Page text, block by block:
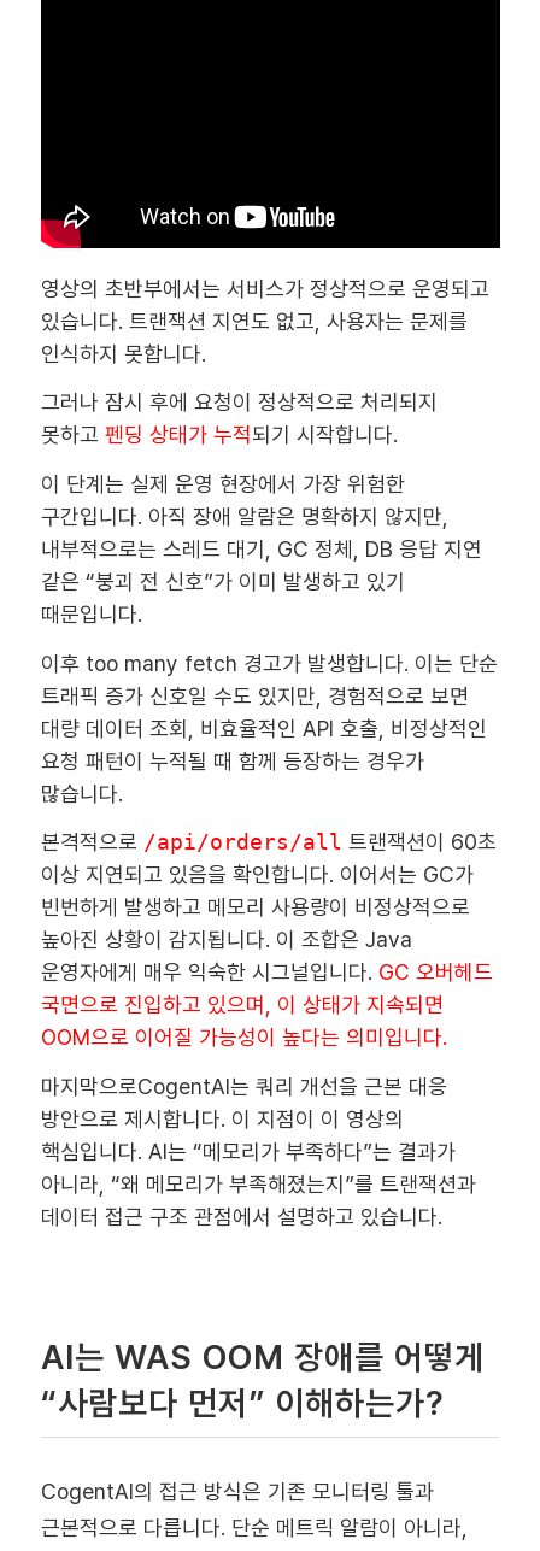
영상의 초반부에서는 서비스가 정상적으로 운영되고
있습니다. 트랜잭션 지연도 없고, 사용자는 문제를
인식하지 못합니다.
그러나 잠시 후에 요청이 정상적으로 처리되지
못하고 펜딩 상태가 누적되기 시작합니다.
이 단계는 실제 운영 현장에서 가장 위험한
구간입니다. 아직 장애 알람은 명확하지 않지만,
내부적으로는 스레드 대기, GC 정체, DB 응답 지연
같은 “붕괴 전 신호”가 이미 발생하고 있기
때문입니다.
이후 too many fetch 경고가 발생합니다. 이는 단순
트래픽 증가 신호일 수도 있지만, 경험적으로 보면
대량 데이터 조회, 비효율적인 API 호출, 비정상적인
요청 패턴이 누적될 때 함께 등장하는 경우가
많습니다.
본격적으로 /api/orders/all 트랜잭션이 60초
이상 지연되고 있음을 확인합니다. 이어서는 GC가
빈번하게 발생하고 메모리 사용량이 비정상적으로
높아진 상황이 감지됩니다. 이 조합은 Java
운영자에게 매우 익숙한 시그널입니다. GC 오버헤드
국면으로 진입하고 있으며, 이 상태가 지속되면
OOM으로 이어질 가능성이 높다는 의미입니다.
마지막으로CogentAI는 쿼리 개선을 근본 대응
방안으로 제시합니다. 이 지점이 이 영상의
핵심입니다. AI는 “메모리가 부족하다”는 결과가
아니라, “왜 메모리가 부족해졌는지”를 트랜잭션과
데이터 접근 구조 관점에서 설명하고 있습니다.
AI는 WAS OOM 장애를 어떻게
“사람보다 먼저” 이해하는가?
CogentAI의 접근 방식은 기존 모니터링 툴과
근본적으로 다릅니다. 단순 메트릭 알람이 아니라,